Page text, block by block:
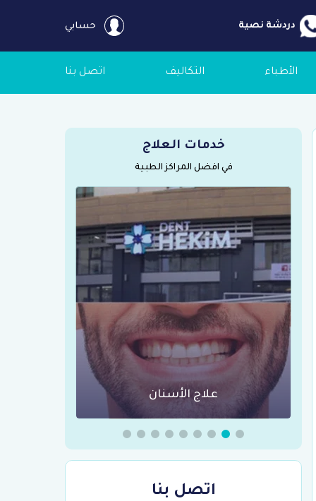
دردشة نصية حسابي
الأطباء التكاليف اتصل بنا
خدمات العلاج
في افضل المراكز الطبية
علاج الأسنان
اتصل بنا